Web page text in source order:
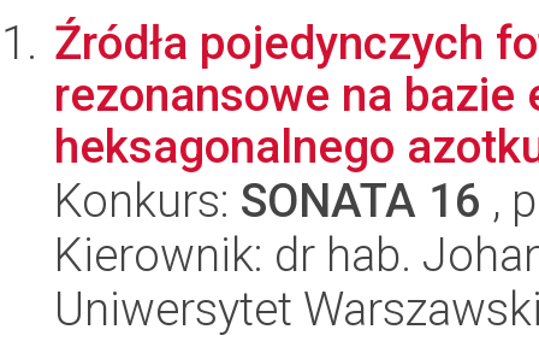
Źródła pojedynczych
rezonansowe na bazie
heksagonalnego
Konkurs: SONATA 16 ,
Kierownik: dr hab.
Uniwersytet